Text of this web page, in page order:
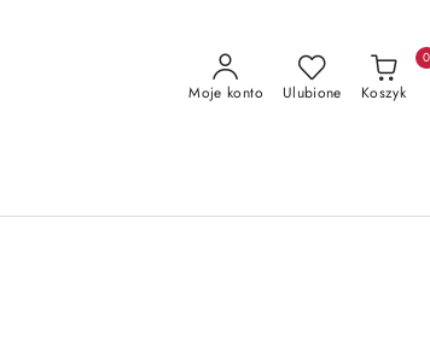
Moje konto Ulubione Koszyk
0